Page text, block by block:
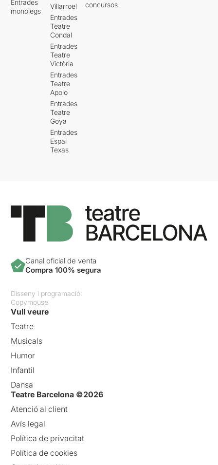
Entrades
monòlegs
Villarroel
Entrades
Teatre
Condal
Entrades
Teatre
Victòria
Entrades
Teatre
Apolo
Entrades
Teatre
Goya
Entrades
Espai
Texas
concursos
Canal oficial de venta
Compra 100% segura
Disseny i programació:
Copymouse
Vull veure
Teatre
Musicals
Humor
Infantil
Dansa
Teatre Barcelona ©2026
Atenció al client
Avís legal
Política de privacitat
Política de cookies